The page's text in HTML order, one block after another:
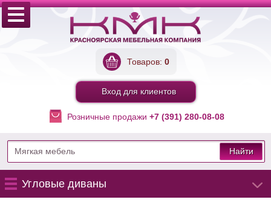
Розничные продажи +7 (391) 280-08-08
Товаров: 0
Вход для клиентов
Найти
Угловые диваны